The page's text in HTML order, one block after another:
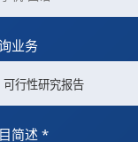
业务
简述 *